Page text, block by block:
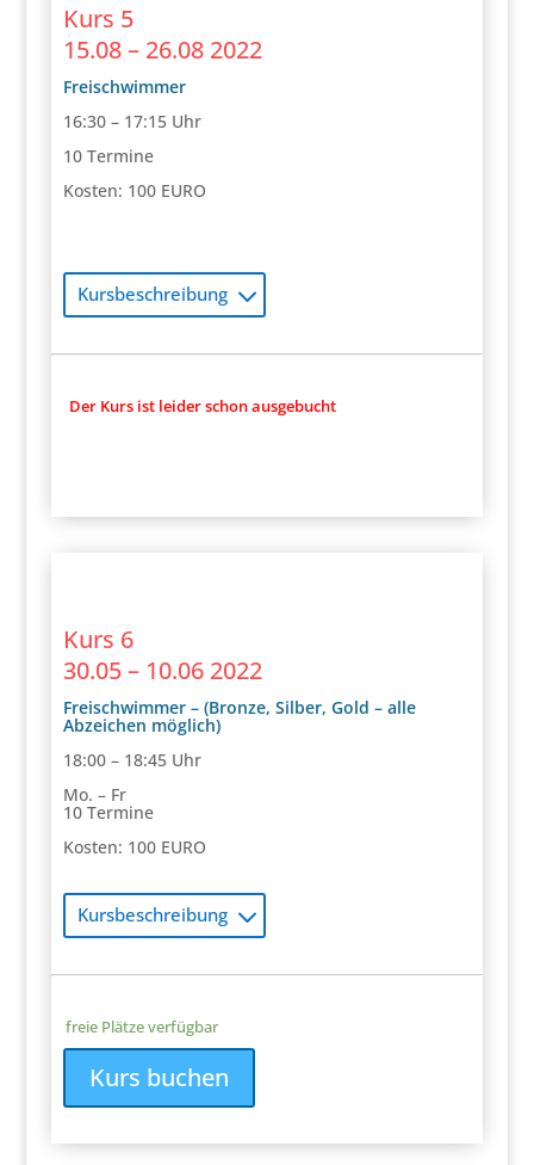
Kurs 5
15.08 – 26.08 2022
Freischwimmer
16:30 – 17:15 Uhr
10 Termine
Kosten: 100 EURO
Kursbeschreibung
Der Kurs ist leider schon ausgebucht
Kurs 6
30.05 – 10.06 2022
Freischwimmer – (Bronze, Silber, Gold – alle
Abzeichen möglich)
18:00 – 18:45 Uhr
Mo. – Fr
10 Termine
Kosten: 100 EURO
Kursbeschreibung
freie Plätze verfügbar
Kurs buchen